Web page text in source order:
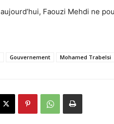
Faouzi Mehdi ne
Gouvernement Mohamed Trabelsi